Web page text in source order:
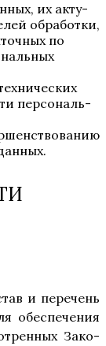
их акту­
обра­бот­ки,
по
пер­со­наль­
и пере­чень
обес­пе­че­ния
Зако­